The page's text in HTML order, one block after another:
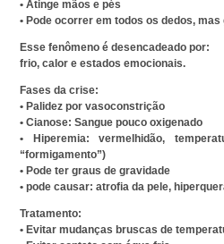
• Atinge mãos e pés
• Pode ocorrer em todos os dedos,
Esse fenômeno é desencadeado por:
frio, calor e estados emocionais.
Fases da crise:
• Palidez por vasoconstrição
• Cianose: Sangue pouco oxigenado
•
Hiperemia:
vermelhidão,
“formigamento”)
• Pode ter graus de gravidade
• pode causar: atrofia da pele,
Tratamento:
• Evitar mudanças bruscas de